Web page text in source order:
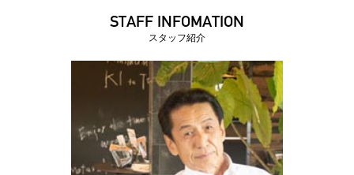
STAFF INFOMATION
スタッフ紹介